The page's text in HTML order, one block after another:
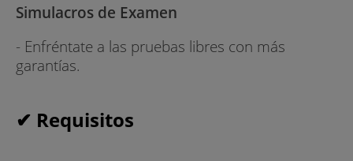
Simulacros de Examen
- Enfréntate a las pruebas libres con más
garantías.
✔ Requisitos